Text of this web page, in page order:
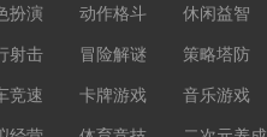
扮演 动作格斗 休闲益智
射击 冒险解谜 策略塔防
竞速 卡牌游戏 音乐游戏